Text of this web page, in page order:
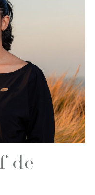
de